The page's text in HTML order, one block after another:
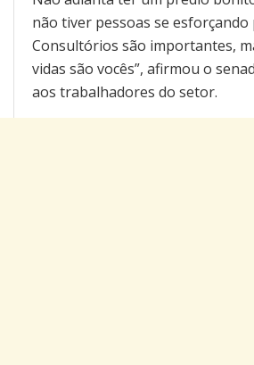
não tiver pessoas se esforçando
Consultórios são importantes,
vidas são vocês”, afirmou o
aos trabalhadores do setor.